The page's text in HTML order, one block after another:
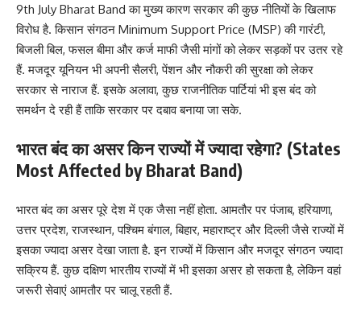
9th July Bharat Band का मुख्य कारण सरकार की कुछ नीतियों के खिलाफ
विरोध है. किसान संगठन Minimum Support Price (MSP) की गारंटी,
बिजली बिल, फसल बीमा और कर्ज माफी जैसी मांगों को लेकर सड़कों पर उतर रहे
हैं. मजदूर यूनियन भी अपनी सैलरी, पेंशन और नौकरी की सुरक्षा को लेकर
सरकार से नाराज हैं. इसके अलावा, कुछ राजनीतिक पार्टियां भी इस बंद को
समर्थन दे रही हैं ताकि सरकार पर दबाव बनाया जा सके.
भारत बंद का असर किन राज्यों में ज्यादा रहेगा? (States
Most Affected by Bharat Band)
भारत बंद का असर पूरे देश में एक जैसा नहीं होता. आमतौर पर पंजाब, हरियाणा,
उत्तर प्रदेश, राजस्थान, पश्चिम बंगाल, बिहार, महाराष्ट्र और दिल्ली जैसे राज्यों में
इसका ज्यादा असर देखा जाता है. इन राज्यों में किसान और मजदूर संगठन ज्यादा
सक्रिय हैं. कुछ दक्षिण भारतीय राज्यों में भी इसका असर हो सकता है, लेकिन वहां
जरूरी सेवाएं आमतौर पर चालू रहती हैं.